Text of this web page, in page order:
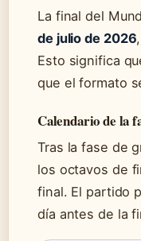
La final del
de julio de 2026
Esto significa
que el formato
Calendario de la
Tras la fase de
los octavos de
final. El partido
día antes de la